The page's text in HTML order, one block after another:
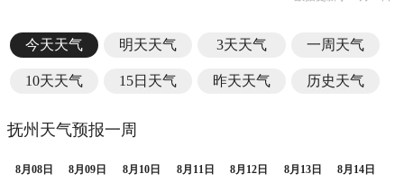
今天天气 明天天气 3天天气 一周天气
10天天气 15日天气 昨天天气 历史天气
抚州天气预报一周
8月08日 8月09日 8月10日 8月11日 8月12日 8月13日
8月14日